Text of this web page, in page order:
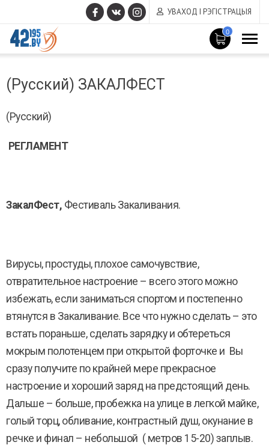
УВАХОД І РЭГІСТРАЦЫЯ
0
MAIN
CONTENT
14,
(Русский) ЗАКАЛФЕСТ
(Русский)
РЕГЛАМЕНТ
ЗакалФест, Фестиваль Закаливания.
Вирусы, простуды, плохое самочувствие,
отвратительное настроение – всего этого можно
избежать, если заниматься спортом и постепенно
втянутся в Закаливание. Все что нужно сделать – это
встать пораньше, сделать зарядку и обтереться
мокрым полотенцем при открытой форточке и Вы
сразу получите по крайней мере прекрасное
настроение и хороший заряд на предстоящий день.
Дальше – больше, пробежка на улице в легкой майке,
голый торц, обливание, контрастный душ, окунание в
речке и финал – небольшой ( метров 15-20) заплыв.